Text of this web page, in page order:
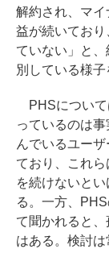
解約され、マ
益が続いてお
ていない」と
別している様子
PHSについて
っているのは
んでいるユー
ており、これ
を続けないと
る。一方、
て聞かれると
はある。検討は